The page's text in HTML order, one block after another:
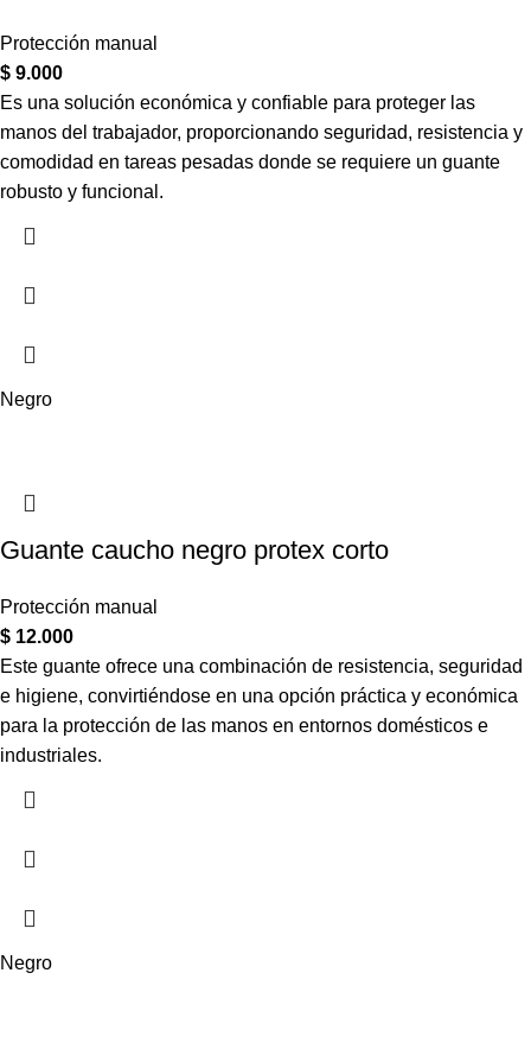
Protección manual
$ 9.000
Es una solución económica y confiable para proteger las
manos del trabajador, proporcionando seguridad, resistencia y
comodidad en tareas pesadas donde se requiere un guante
robusto y funcional.
Negro
Guante caucho negro protex corto
Protección manual
$ 12.000
Este guante ofrece una combinación de resistencia, seguridad
e higiene, convirtiéndose en una opción práctica y económica
para la protección de las manos en entornos domésticos e
industriales.
Negro